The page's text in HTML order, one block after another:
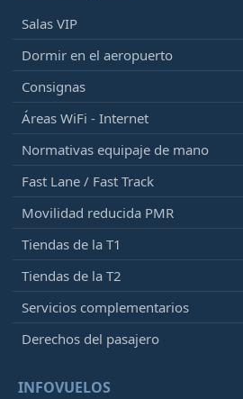
Salas VIP
Dormir en el aeropuerto
Consignas
Áreas WiFi - Internet
Normativas equipaje de mano
Fast Lane / Fast Track
Movilidad reducida PMR
Tiendas de la T1
Tiendas de la T2
Servicios complementarios
Derechos del pasajero
INFOVUELOS